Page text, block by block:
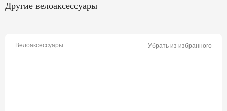
Другие велоаксессуары
Велоаксессуары Убрать из избранного